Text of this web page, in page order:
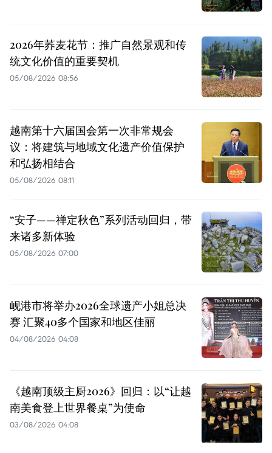
2026年荞麦花节：推广自然景观和传
统文化价值的重要契机
05/08/2026 08:56
越南第十六届国会第一次非常规会
议：将建筑与地域文化遗产价值保护
和弘扬相结合
05/08/2026 08:11
“安子——禅定秋色”系列活动回归，带
来诸多新体验
05/08/2026 07:00
岘港市将举办2026全球遗产小姐总决
赛 汇聚40多个国家和地区佳丽
04/08/2026 04:08
《越南顶级主厨2026》回归：以“让越
南美食登上世界餐桌”为使命
03/08/2026 04:08